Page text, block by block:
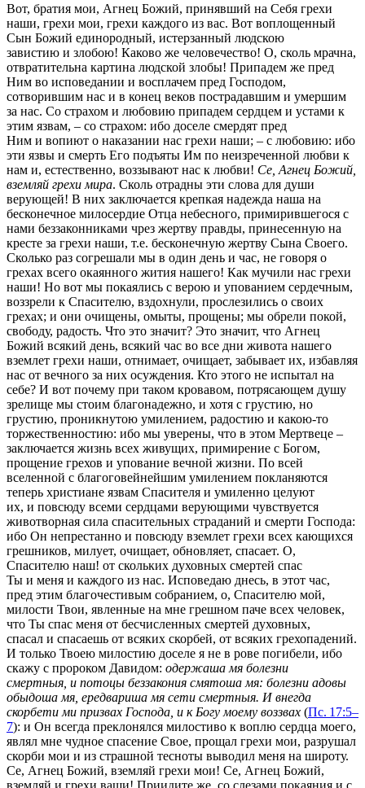
Вот, братия мои, Агнец Божий, принявший на Себя грехи
наши, грехи мои, грехи каждого из вас. Вот воплощенный
Сын Божий единородный, истерзанный людскою
завистию и злобою! Каково же человечество! О, сколь мрачна,
отвратительна картина людской злобы! Припадем же пред
Ним во исповедании и восплачем пред Господом,
сотворившим нас и в конец веков пострадавшим и умершим
за нас. Со страхом и любовию припадем сердцем и устами к
этим язвам, – со страхом: ибо доселе смердят пред
Ним и вопиют о наказании нас грехи наши; – с любовию: ибо
эти язвы и смерть Его подъяты Им по неизреченной любви к
нам и, естественно, воззывают нас к любви! Се, Агнец Божий,
вземляй грехи мира. Сколь отрадны эти слова для души
верующей! В них заключается крепкая надежда наша на
бесконечное милосердие Отца небесного, примирившегося с
нами беззаконниками чрез жертву правды, принесенную на
кресте за грехи наши, т.е. бесконечную жертву Сына Своего.
Сколько раз согрешали мы в один день и час, не говоря о
грехах всего окаянного жития нашего! Как мучили нас грехи
наши! Но вот мы покаялись с верою и упованием сердечным,
воззрели к Спасителю, вздохнули, прослезились о своих
грехах; и они очищены, омыты, прощены; мы обрели покой,
свободу, радость. Что это значит? Это значит, что Агнец
Божий всякий день, всякий час во все дни живота нашего
вземлет грехи наши, отнимает, очищает, забывает их, избавляя
нас от вечного за них осуждения. Кто этого не испытал на
себе? И вот почему при таком кровавом, потрясающем душу
зрелище мы стоим благонадежно, и хотя с грустию, но
грустию, проникнутою умилением, радостию и какою-то
торжественностию: ибо мы уверены, что в этом Мертвеце –
заключается жизнь всех живущих, примирение с Богом,
прощение грехов и упование вечной жизни. По всей
вселенной с благоговейнейшим умилением покланяются
теперь христиане язвам Спасителя и умиленно целуют
их, и повсюду всеми сердцами верующими чувствуется
животворная сила спасительных страданий и смерти Господа:
ибо Он непрестанно и повсюду вземлет грехи всех кающихся
грешников, милует, очищает, обновляет, спасает. О,
Спасителю наш! от скольких духовных смертей спас
Ты и меня и каждого из нас. Исповедаю днесь, в этот час,
пред этим благочестивым собранием, о, Спасителю мой,
милости Твои, явленные на мне грешном паче всех человек,
что Ты спас меня от бесчисленных смертей духовных,
спасал и спасаешь от всяких скорбей, от всяких грехопадений.
И только Твоею милостию доселе я не в рове погибели, ибо
скажу с пророком Давидом: одержаша мя болезни
смертныя, и потоцы беззакония смятоша мя: болезни адовы
обыдоша мя, ередвариша мя сети смертныя. И внегда
скорбети ми призвах Господа, и к Богу моему воззвах (Пс. 17:5–
7): и Он всегда преклонялся милостиво к воплю сердца моего,
являл мне чудное спасение Свое, прощал грехи мои, разрушал
скорби мои и из страшной тесноты выводил меня на широту.
Се, Агнец Божий, вземляй грехи мои! Се, Агнец Божий,
вземляй и грехи ваши! Приидите же, со слезами покаяния и с